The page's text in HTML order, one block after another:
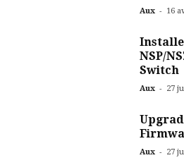
Aux - 16
NSP/
Switch
Aux - 27
Aux - 27